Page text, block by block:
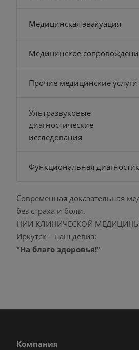
Медицинская эвакуация
Медицинское
Прочие медицинские услуги
Ультразвуковые
диагностические
исследования
Функциональная
Современная доказательная
без страха и боли.
НИИ КЛИНИЧЕСКОЙ
Иркутск – наш девиз:
"На благо здоровья!"
Компания